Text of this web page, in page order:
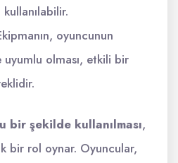
oyuncunun
olması, etkili bir
bir şekilde kullanılması,
bir rol oynar. Oyuncular,